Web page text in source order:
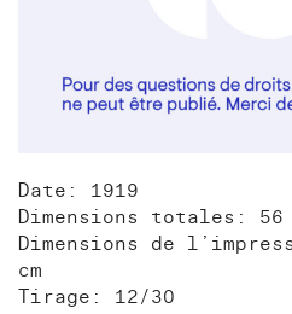
Date: 1919
Dimensions totales: 56
Dimensions de
cm
Tirage: 12/30